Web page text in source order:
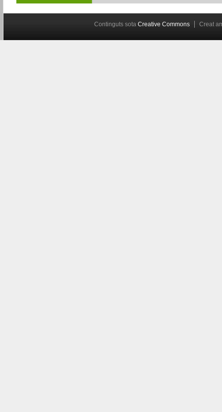
Continguts sota Creative Commons Creat